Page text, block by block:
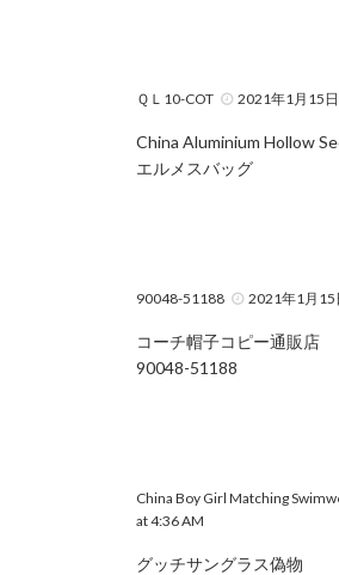
ＱＬ10-COT 2021年1月15
China Aluminium Hollow
エルメスバッグ
90048-51188 2021年1月15
コーチ帽子コピー通販店
90048-51188
China Boy Girl Matching
at 4:36 AM
グッチサングラス偽物